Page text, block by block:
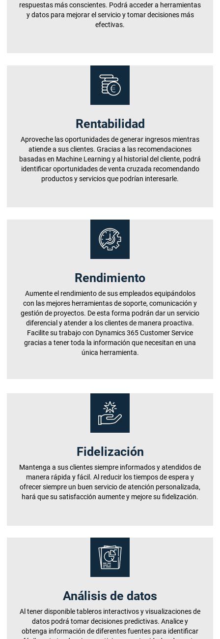
respuestas más conscientes. Podrá acceder a herramientas
y datos para mejorar el servicio y tomar decisiones más
efectivas.
Rentabilidad
Aproveche las oportunidades de generar ingresos mientras
atiende a sus clientes. Gracias a las recomendaciones
basadas en Machine Learning y al historial del cliente, podrá
identificar oportunidades de venta cruzada recomendando
productos y servicios que podrían interesarle.
Rendimiento
Aumente el rendimiento de sus empleados equipándolos
con las mejores herramientas de soporte, comunicación y
gestión de proyectos. De esta forma podrán dar un servicio
diferencial y atender a los clientes de manera proactiva.
Facilite su trabajo con Dynamics 365 Customer Service
gracias a tener toda la información que necesitan en una
única herramienta.
Fidelización
Mantenga a sus clientes siempre informados y atendidos de
manera rápida y fácil. Al reducir los tiempos de espera y
ofrecer siempre un buen servicio de atención personalizada,
hará que su satisfacción aumente y mejore su fidelización.
Análisis de datos
Al tener disponible tableros interactivos y visualizaciones de
datos podrá tomar decisiones predictivas. Analice y
obtenga información de diferentes fuentes para identificar